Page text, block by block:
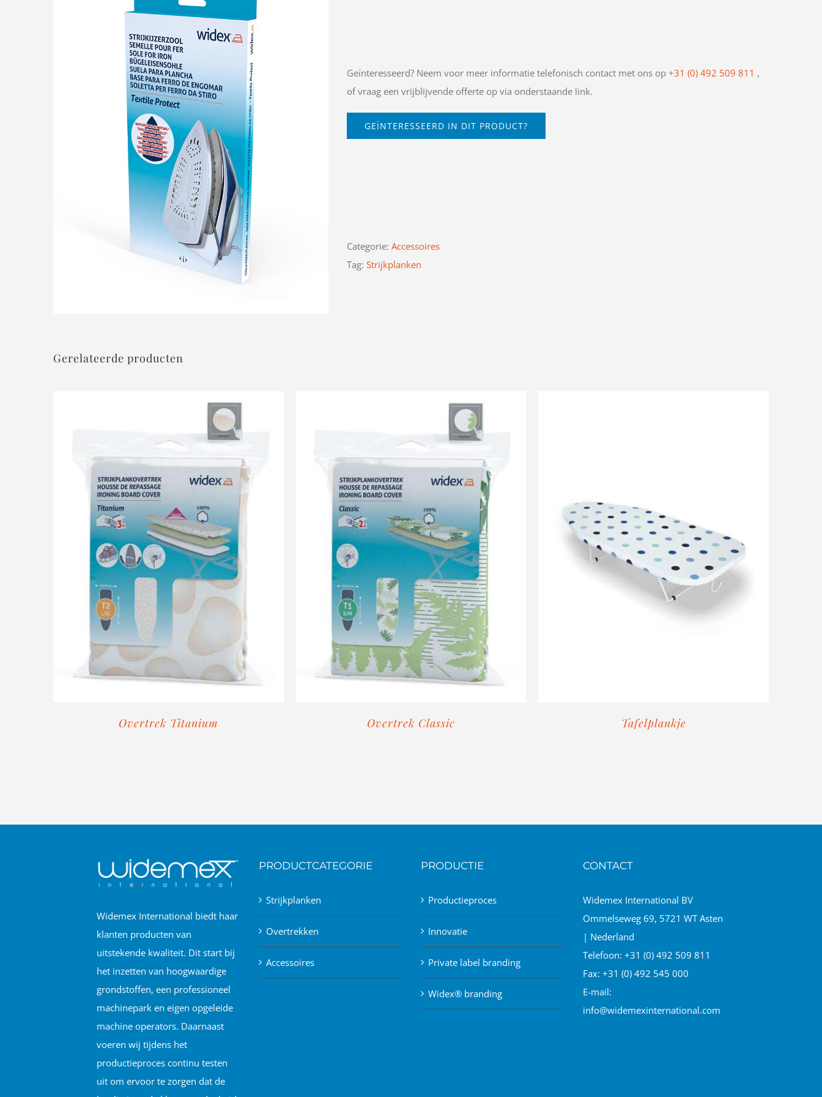
Geïnteresseerd? Neem voor meer informatie telefonisch contact met ons op +31 (0) 492 509 811 ,
of vraag een vrijblijvende offerte op via onderstaande link.
GEÏNTERESSEERD IN DIT PRODUCT?
Categorie: Accessoires
Tag: Strijkplanken
Gerelateerde producten
Overtrek Titanium Overtrek Classic Tafelplankje
Widemex International biedt haar
klanten producten van
uitstekende kwaliteit. Dit start bij
het inzetten van hoogwaardige
grondstoffen, een professioneel
machinepark en eigen opgeleide
machine operators. Daarnaast
voeren wij tijdens het
productieproces continu testen
uit om ervoor te zorgen dat de
PRODUCTCATEGORIE
Strijkplanken
Overtrekken
Accessoires
PRODUCTIE
Productieproces
Innovatie
Private label branding
Widex® branding
CONTACT
Widemex International BV
Ommelseweg 69, 5721 WT Asten
| Nederland
Telefoon: +31 (0) 492 509 811
Fax: +31 (0) 492 545 000
E-mail:
info@widemexinternational.com